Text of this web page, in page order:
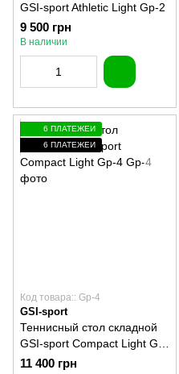
GSI-sport Athletic Light Gp-2
9 500 грн
В наличии
6 ПЛАТЕЖЕЙ
6 ПЛАТЕЖЕЙ
Код товара:: Gp-4
GSI-sport
Теннисный стол складной
GSI-sport Compact Light Gp-
4
11 400 грн